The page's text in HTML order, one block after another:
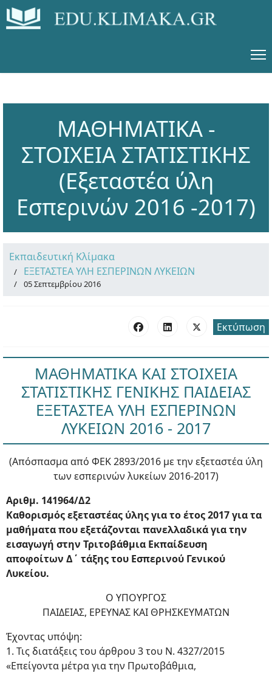
ΜΑΘΗΜΑΤΙΚΑ -
ΣΤΟΙΧΕΙΑ ΣΤΑΤΙΣΤΙΚΗΣ
(Εξεταστέα ύλη
Εσπερινών 2016 -2017)
Εκπαιδευτική Κλίμακα
ΕΞΕΤΑΣΤΕΑ ΥΛΗ ΕΣΠΕΡΙΝΩΝ ΛΥΚΕΙΩΝ
05 Σεπτεμβρίου 2016
Εκτύπωση
ΜΑΘΗΜΑΤΙΚΑ ΚΑΙ ΣΤΟΙΧΕΙΑ
ΣΤΑΤΙΣΤΙΚΗΣ ΓΕΝΙΚΗΣ ΠΑΙΔΕΙΑΣ
ΕΞΕΤΑΣΤΕΑ ΥΛΗ ΕΣΠΕΡΙΝΩΝ
ΛΥΚΕΙΩΝ 2016 - 2017
(Απόσπασμα από ΦΕΚ 2893/2016 με την εξεταστέα ύλη
των εσπερινών λυκείων 2016-2017)
Αριθμ. 141964/Δ2
Καθορισμός εξεταστέας ύλης για το έτος 2017 για τα
μαθήματα που εξετάζονται πανελλαδικά για την
εισαγωγή στην Τριτοβάθμια Εκπαίδευση
αποφοίτων Δ΄ τάξης του Εσπερινού Γενικού
Λυκείου.
Ο ΥΠΟΥΡΓΟΣ
ΠΑΙΔΕΙΑΣ, ΕΡΕΥΝΑΣ ΚΑΙ ΘΡΗΣΚΕΥΜΑΤΩΝ
Έχοντας υπόψη:
1. Τις διατάξεις του άρθρου 3 του Ν. 4327/2015
«Επείγοντα μέτρα για την Πρωτοβάθμια,